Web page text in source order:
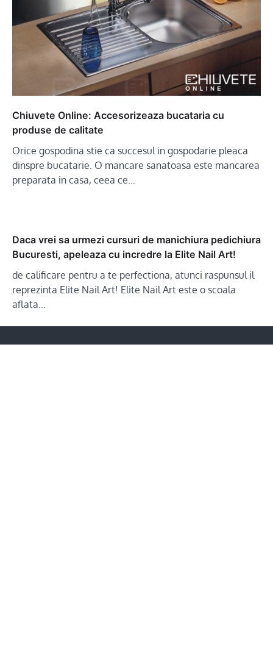
Chiuvete Online: Accesorizeaza bucataria cu
produse de calitate
Orice gospodina stie ca succesul in gospodarie pleaca
dinspre bucatarie. O mancare sanatoasa este mancarea
preparata in casa, ceea ce…
Daca vrei sa urmezi cursuri de manichiura pedichiura
Bucuresti, apeleaza cu incredre la Elite Nail Art!
de calificare pentru a te perfectiona, atunci raspunsul il
reprezinta Elite Nail Art! Elite Nail Art este o scoala
aflata…